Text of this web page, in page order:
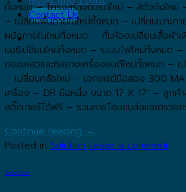
Contact Us
ทั้งหมด – โครงสร้างตัวรถใหม่ – สีตัวถังใหม่
– เปลี่ยนพื้นภายในใหม่ทั้งหมด – เปลี่ยนเบาะภ
ผนังภายในใหม่ทั้งหมด – กั้นห้องเปลี่ยนเสื้อผ้าเ
แอร์เปลี่ยนใหม่ทั้งหมด – ระบบไฟใหม่ทั้งหมด –
ของเหลวและซีลยางเครื่องยนต์ใหม่ทั้งหมด – เ
– เปลี่ยนคลัชใหม่ – เอกซเรย์มือสอง 300
เครื่อง – DR มือหนึ่ง ขนาด 17 X 17″ – ลูกค้า
สติ๊กเกอร์ได้ฟรี – รวมการโอนขนส่งและตรวจ
Continue reading→
Posted in Solution Leave a comment
Solution